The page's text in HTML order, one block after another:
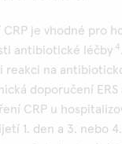
CRP je vhodné pro
antibiotické léčby.4
reakci na
doporučení ERS
CRP u
1. den a 3. nebo